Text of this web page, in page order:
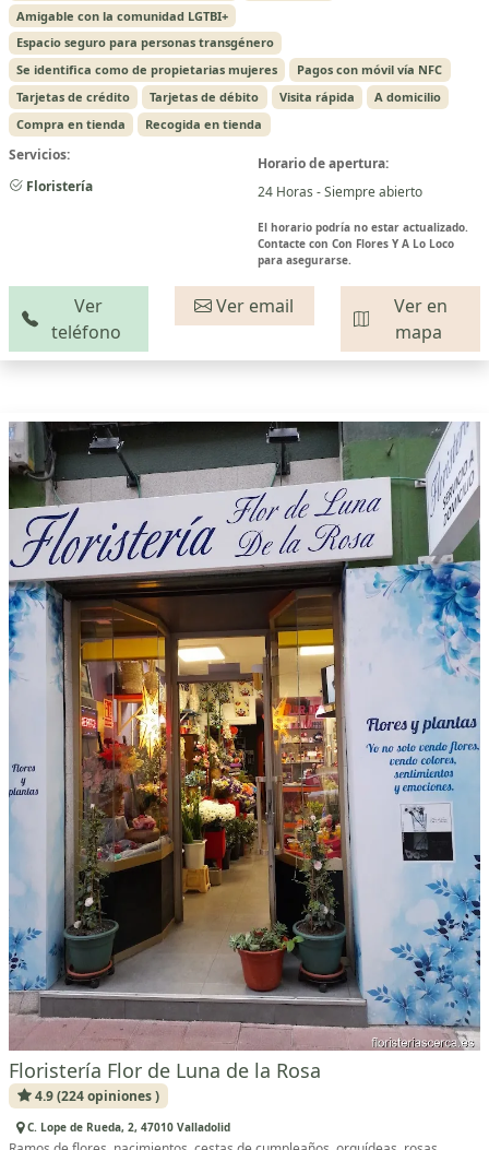
Amigable con la comunidad LGTBI+
Espacio seguro para personas transgénero
Se identifica como de propietarias mujeres
Pagos con móvil vía NFC
Tarjetas de crédito
Tarjetas de débito Visita rápida
A domicilio
Compra en tienda
Recogida en tienda
Servicios:
Floristería
Horario de apertura:
24 Horas - Siempre abierto
El horario podría no estar actualizado.
Contacte con Con Flores Y A Lo Loco
para asegurarse.
Ver
teléfono
Ver email
Ver en
mapa
Floristería Flor de Luna de la Rosa
4.9 (224 opiniones )
C. Lope de Rueda, 2, 47010 Valladolid